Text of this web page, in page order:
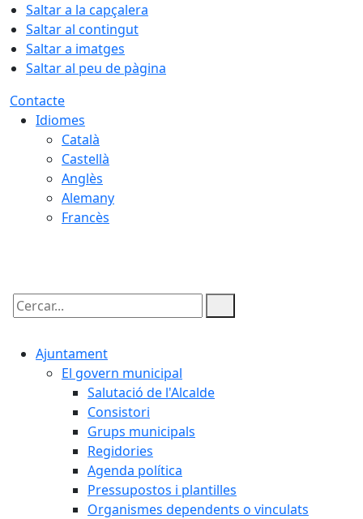
Saltar a la capçalera
Saltar al contingut
Saltar a imatges
Saltar al peu de pàgina
Contacte
Idiomes
Català
Castellà
Anglès
Alemany
Francès
Cercar:
Ajuntament
El govern municipal
Salutació de l'Alcalde
Consistori
Grups municipals
Regidories
Agenda política
Pressupostos i plantilles
Organismes dependents o vinculats